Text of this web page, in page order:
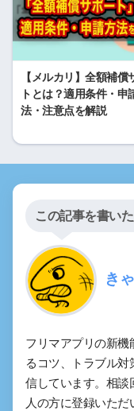
【メルカリ】全額補償
トとは？適用条件・申
法・注意点を解説
この記事を書い
き
フリマアプリの新機
るコツ、トラブル
信しています。相談
人の方に登録いた